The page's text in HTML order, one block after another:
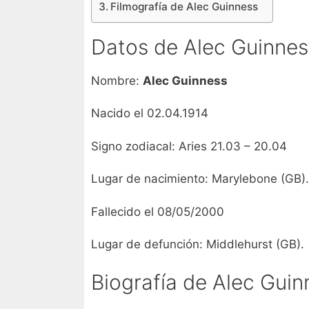
Filmografía de Alec Guinness
Datos de Alec
Nombre: Alec Guinness
Nacido el 02.04.1914
Signo zodiacal: Aries 21.03 – 20.04
Lugar de nacimiento: Marylebone (GB).
Fallecido el 08/05/2000
Lugar de defunción: Middlehurst (GB).
Biografía de Alec